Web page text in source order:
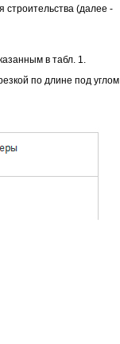
(далее -
в табл. 1.
по длине под углом